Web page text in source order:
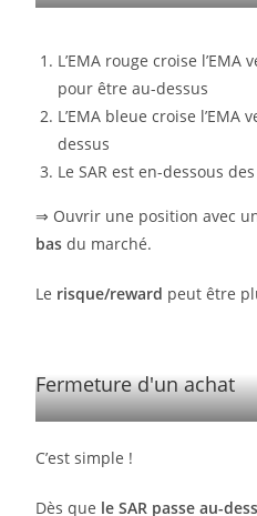
L’EMA rouge croise l’EMA
pour être au-dessus
L’EMA bleue croise l’EMA
dessus
Le SAR est en-dessous
⇒ Ouvrir une position avec
bas du marché.
Le risque/reward peut être
Fermeture d'un achat
C’est simple !
Dès que le SAR passe au-